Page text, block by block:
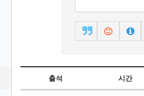
출석 시간